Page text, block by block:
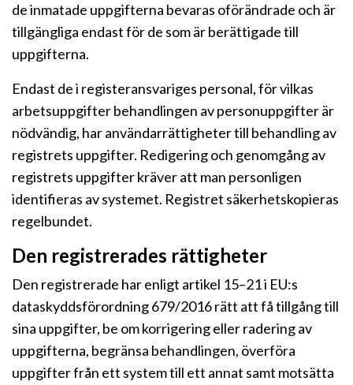
de inmatade uppgifterna bevaras oförändrade och är
tillgängliga endast för de som är berättigade till
uppgifterna.
Endast de i registeransvariges personal, för vilkas
arbetsuppgifter behandlingen av personuppgifter är
nödvändig, har användarrättigheter till behandling av
registrets uppgifter. Redigering och genomgång av
registrets uppgifter kräver att man personligen
identifieras av systemet. Registret säkerhetskopieras
regelbundet.
Den registrerades rättigheter
Den registrerade har enligt artikel 15–21 i EU:s
dataskyddsförordning 679/2016 rätt att få tillgång till
sina uppgifter, be om korrigering eller radering av
uppgifterna, begränsa behandlingen, överföra
uppgifter från ett system till ett annat samt motsätta